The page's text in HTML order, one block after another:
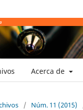
Acerca de
/ Núm. 11 (2015)